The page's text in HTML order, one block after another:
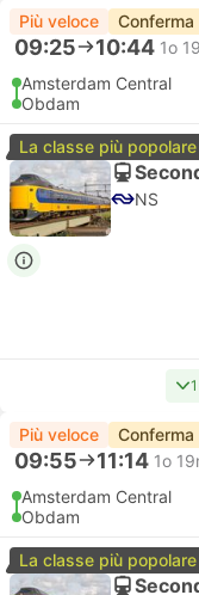
Più veloce Conferma
09:25 10:44 1o
Amsterdam Central
Obdam
La classe più popolare
NS
Più veloce Conferma
09:55 11:14 1o
Amsterdam Central
Obdam
La classe più popolare